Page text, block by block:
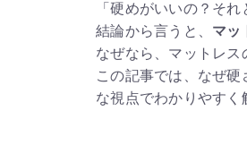
「硬めがいいの？そ
結論から言うと、 マッ
なぜなら、マットレス
この記事では、なぜ
な視点でわかりやすく